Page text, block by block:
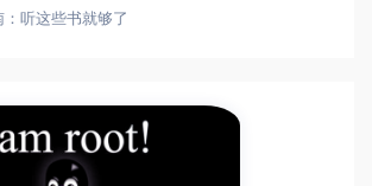
听这些书就够了